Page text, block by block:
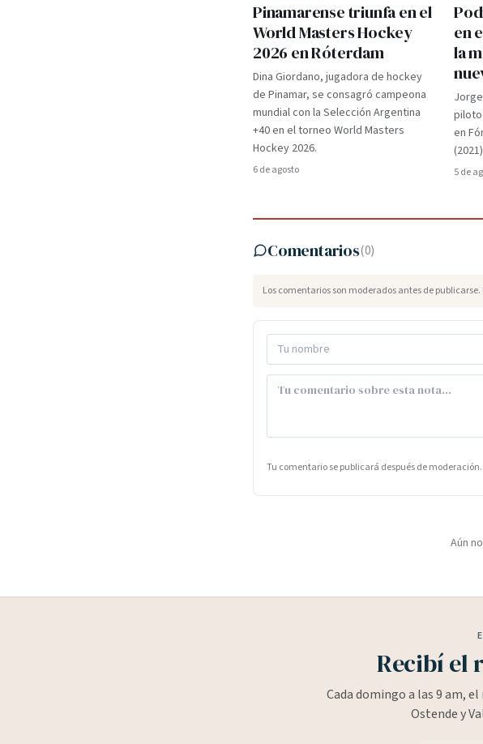
Pinamarense triunfa en el
World Masters Hockey
2026 en Róterdam
Dina Giordano, jugadora de hockey
de Pinamar, se consagró campeona
mundial con la Selección Argentina
+40 en el torneo World Masters
Hockey 2026.
6 de agosto
en
la
en
5 de
Comentarios(0)
Los comentarios son moderados antes de
Tu comentario se publicará después de moderación.
Aún
Recibí el
Cada domingo a las 9 am,
Ostende y